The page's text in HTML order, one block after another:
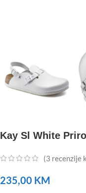
Kay Sl White
(3 recenzije
235,00 KM